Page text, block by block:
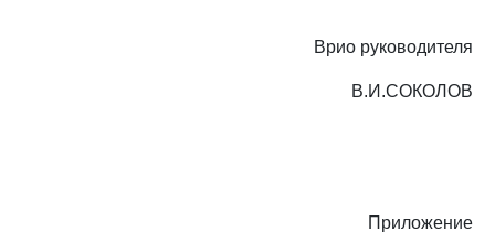
Врио руководителя
В.И.СОКОЛОВ
Приложение